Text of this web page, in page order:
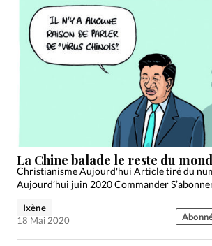
La Chine balade le reste du
Christianisme Aujourd'hui Article tiré du
Aujourd’hui juin 2020 Commander
Ixène
18 Mai 2020